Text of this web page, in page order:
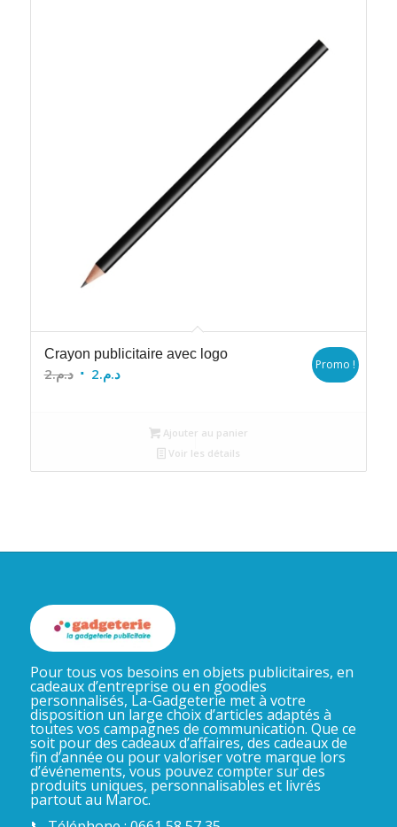
Crayon publicitaire avec logo
د.م.2
Le
د.م.2
Le
Promo !
Ajouter au panier
Voir les détails
Pour tous vos besoins en objets publicitaires, en
cadeaux d’entreprise ou en goodies
personnalisés, La-Gadgeterie met à votre
disposition un large choix d’articles adaptés à
toutes vos campagnes de communication. Que ce
soit pour des cadeaux d’affaires, des cadeaux de
fin d’année ou pour valoriser votre marque lors
d’événements, vous pouvez compter sur des
produits uniques, personnalisables et livrés
partout au Maroc.